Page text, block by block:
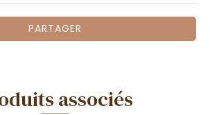
PARTAGER
associés